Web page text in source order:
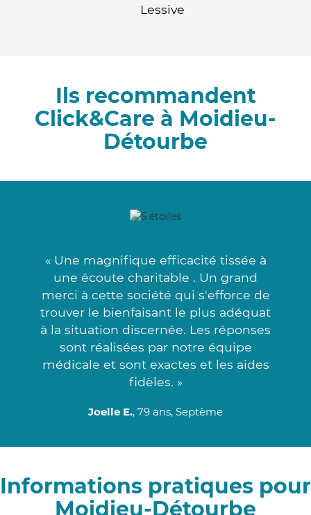
Lessive
Ils recommandent
Click&Care à Moidieu-
Détourbe
« Une magnifique efficacité tissée à
une écoute charitable . Un grand
merci à cette société qui s'efforce de
trouver le bienfaisant le plus adéquat
à la situation discernée. Les réponses
sont réalisées par notre équipe
médicale et sont exactes et les aides
fidèles. »
Joelle E., 79 ans, Septème
Informations pratiques pour
Moidieu-Détourbe